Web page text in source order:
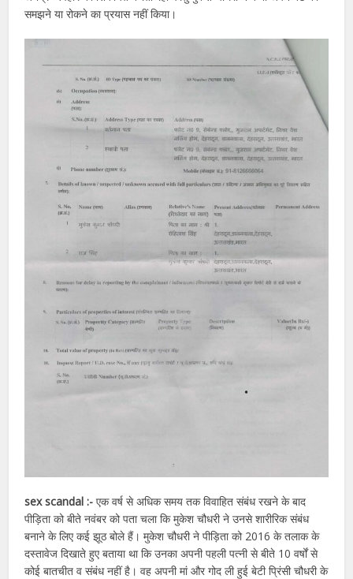
समझने या रोकने का प्रयास नहीं किया।
sex scandal :-एक वर्ष से अधिक समय तक विवाहित संबंध रखने के बाद
पीड़िता को बीते नवंबर को पता चला कि मुकेश चौधरी ने उनसे शारीरिक संबंध
बनाने के लिए कई झूठ बोले हैं। मुकेश चौधरी ने पीड़िता को 2016 के तलाक के
दस्तावेज दिखाते हुए बताया था कि उनका अपनी पहली पत्नी से बीते 10 वर्षों से
कोई बातचीत व संबंध नहीं है। वह अपनी मां और गोद ली हुई बेटी प्रिंसी चौधरी के